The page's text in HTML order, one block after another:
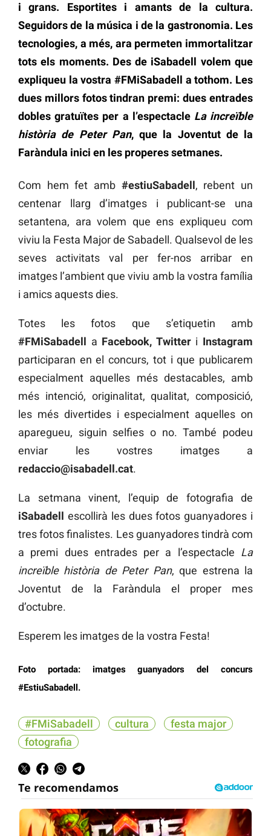
i grans. Esportites i amants de la cultura.
Seguidors de la música i de la gastronomia. Les
tecnologies, a més, ara permeten immortalitzar
tots els moments. Des de iSabadell volem que
expliqueu la vostra #FMiSabadell a tothom. Les
dues millors fotos tindran premi: dues entrades
dobles gratuïtes per a l’espectacle La increïble
història de Peter Pan, que la Joventut de la
Faràndula inici en les properes setmanes.
Com hem fet amb #estiuSabadell, rebent un
centenar llarg d’imatges i publicant-se una
setantena, ara volem que ens expliqueu com
viviu la Festa Major de Sabadell. Qualsevol de les
seves activitats val per fer-nos arribar en
imatges l’ambient que viviu amb la vostra família
i amics aquests dies.
Totes les fotos que s’etiquetin amb
#FMiSabadell a Facebook, Twitteri Instagram
participaran en el concurs, tot i que publicarem
especialment aquelles més destacables, amb
més intenció, originalitat, qualitat, composició,
les més divertides i especialment aquelles on
aparegueu, siguin selfies o no. També podeu
enviar les vostres imatges a
redaccio@isabadell.cat.
La setmana vinent, l’equip de fotografia de
iSabadell escollirà les dues fotos guanyadores i
tres fotos finalistes. Les guanyadores tindrà com
a premi dues entrades per a l’espectacle La
increïble història de Peter Pan, que estrena la
Joventut de la Faràndula el proper mes
d’octubre.
Esperem les imatges de la vostra Festa!
Foto portada: imatges guanyadors del concurs
#EstiuSabadell.
#FMiSabadell cultura
festa major
fotografia